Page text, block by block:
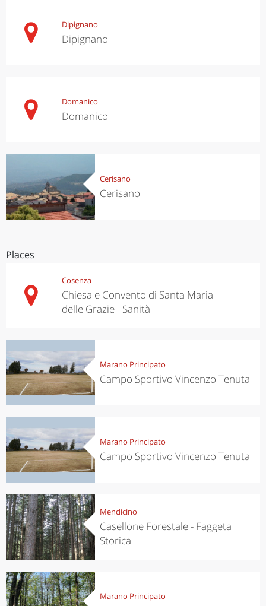
Dipignano
Dipignano
Domanico
Domanico
Cerisano
Cerisano
Places
Cosenza
Chiesa e Convento di Santa Maria
delle Grazie - Sanità
Marano Principato
Campo Sportivo Vincenzo Tenuta
Marano Principato
Campo Sportivo Vincenzo Tenuta
Mendicino
Casellone Forestale - Faggeta
Storica
Marano Principato